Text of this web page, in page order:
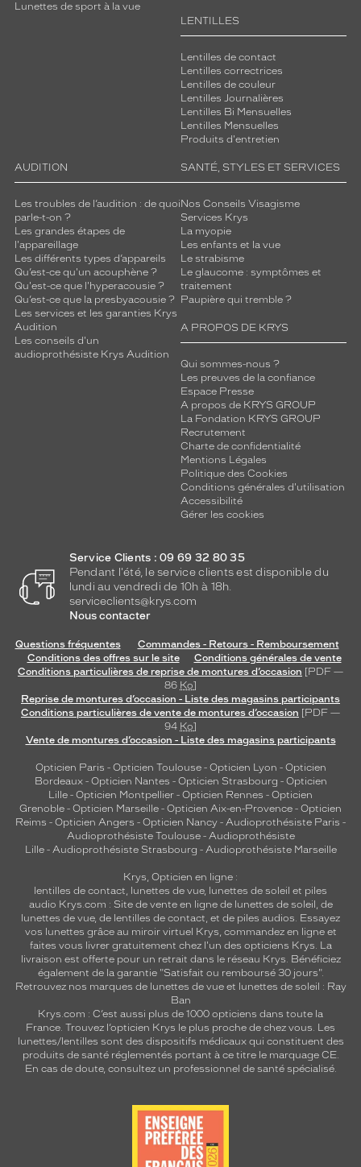
Lunettes de sport à la vue
LENTILLES
Lentilles de contact
Lentilles correctrices
Lentilles de couleur
Lentilles Journalières
Lentilles Bi Mensuelles
Lentilles Mensuelles
Produits d'entretien
AUDITION
Les troubles de l’audition : de quoi
parle-t-on ?
Les grandes étapes de
l'appareillage
Les différents types d’appareils
Qu’est-ce qu'un acouphène ?
Qu'est-ce que l'hyperacousie ?
Qu’est-ce que la presbyacousie ?
Les services et les garanties Krys
Audition
Les conseils d'un
audioprothésiste Krys Audition
SANTÉ, STYLES ET SERVICES
Nos Conseils Visagisme
Services Krys
La myopie
Les enfants et la vue
Le strabisme
Le glaucome : symptômes et
traitement
Paupière qui tremble ?
A PROPOS DE KRYS
Qui sommes-nous ?
Les preuves de la confiance
Espace Presse
A propos de KRYS GROUP
La Fondation KRYS GROUP
Recrutement
Charte de confidentialité
Mentions Légales
Politique des Cookies
Conditions générales d'utilisation
Accessibilité
Gérer les cookies
Service Clients : 09 69 32 80 35
Pendant l'été, le service clients est disponible du
lundi au vendredi de 10h à 18h.
serviceclients@krys.com
Nous contacter
Questions fréquentes
Commandes - Retours - Remboursement
Conditions des offres sur le site
Conditions générales de vente
Conditions particulières de reprise de montures d’occasion [PDF —
86 Ko]
Reprise de montures d’occasion - Liste des magasins participants
Conditions particulières de vente de montures d’occasion [PDF —
94 Ko]
Vente de montures d’occasion - Liste des magasins participants
Opticien Paris - Opticien Toulouse- Opticien Lyon - Opticien
Bordeaux- Opticien Nantes - Opticien Strasbourg - Opticien
Lille - Opticien Montpellier - Opticien Rennes - Opticien
Grenoble - Opticien Marseille - Opticien Aix-en-Provence - Opticien
Reims - Opticien Angers - Opticien Nancy - Audioprothésiste Paris -
Audioprothésiste Toulouse- Audioprothésiste
Lille- Audioprothésiste Strasbourg - Audioprothésiste Marseille
Krys, Opticien en ligne :
lentilles de contact, lunettes de vue, lunettes de soleil et piles
audio Krys.com : Site de vente en ligne de lunettes de soleil, de
lunettes de vue, de lentilles de contact, et de piles audios. Essayez
vos lunettes grâce au miroir virtuel Krys, commandez en ligne et
faites vous livrer gratuitement chez l'un des opticiens Krys. La
livraison est offerte pour un retrait dans le réseau Krys. Bénéficiez
également de la garantie "Satisfait ou remboursé 30 jours".
Retrouvez nos marques de lunettes de vue et lunettes de soleil : Ray
Ban
Krys.com : C’est aussi plus de 1000 opticiens dans toute la
France. Trouvez l’opticien Krys le plus proche de chez vous. Les
lunettes/lentilles sont des dispositifs médicaux qui constituent des
produits de santé réglementés portant à ce titre le marquage CE.
En cas de doute, consultez un professionnel de santé spécialisé.